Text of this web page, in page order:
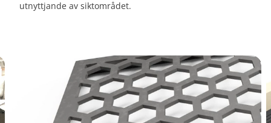
utnyttjande av siktområdet.